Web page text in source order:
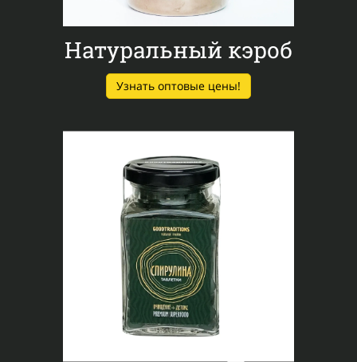
Натуральный кэроб
Узнать оптовые цены!